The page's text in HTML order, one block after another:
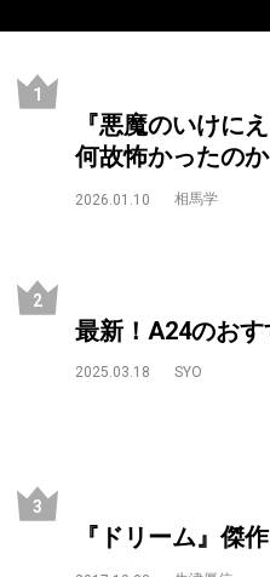
『悪魔のいけに
何故怖かったのか
2026.01.10 相馬学
最新！A24のお
2025.03.18 SYO
『ドリーム』傑